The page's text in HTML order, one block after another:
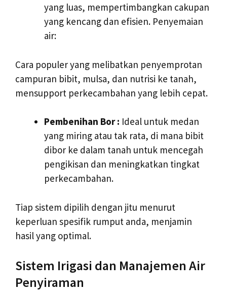
yang luas, mempertimbangkan cakupan
yang kencang dan efisien. Penyemaian
air:
Cara populer yang melibatkan penyemprotan
campuran bibit, mulsa, dan nutrisi ke tanah,
mensupport perkecambahan yang lebih cepat.
Pembenihan Bor : Ideal untuk medan
yang miring atau tak rata, di mana bibit
dibor ke dalam tanah untuk mencegah
pengikisan dan meningkatkan tingkat
perkecambahan.
Tiap sistem dipilih dengan jitu menurut
keperluan spesifik rumput anda, menjamin
hasil yang optimal.
Sistem Irigasi dan Manajemen Air
Penyiraman